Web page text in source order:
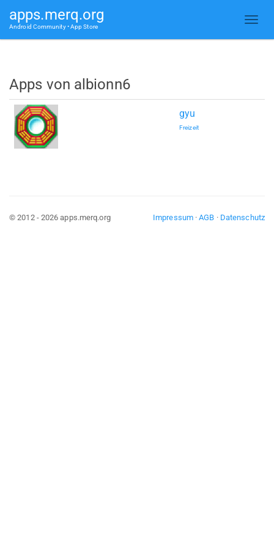
apps.merq.org
Android Community • App Store
Apps von albionn6
gyu
Freizeit
Impressum·AGB · Datenschutz
© 2012 - 2026 apps.merq.org